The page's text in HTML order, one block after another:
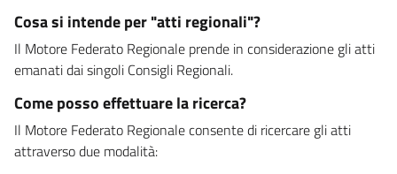
Cosa si intende per "atti regionali"?
Il Motore Federato Regionale prende in considerazione gli atti
emanati dai singoli Consigli Regionali.
Come posso effettuare la ricerca?
Il Motore Federato Regionale consente di ricercare gli atti
attraverso due modalità: